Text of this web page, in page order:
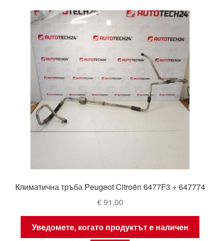
Климатична тръба Peugeot Citroën 6477F3 + 647774
€91,00
Уведомете, когато продуктът е наличен